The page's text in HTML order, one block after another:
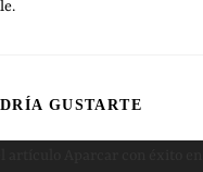
GUSTARTE